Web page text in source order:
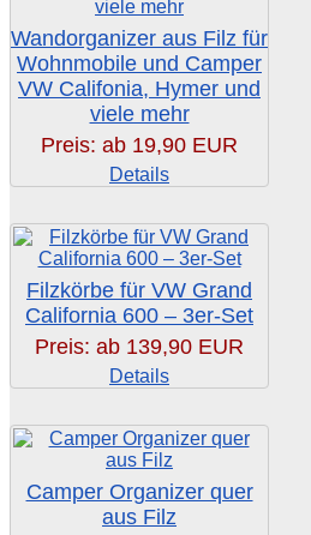
Wandorganizer aus Filz für
Wohnmobile und Camper
VW Califonia, Hymer und
viele mehr
Preis: ab 19,90 EUR
Details
Filzkörbe für VW Grand
California 600 – 3er-Set
Preis: ab 139,90 EUR
Details
Camper Organizer quer
aus Filz